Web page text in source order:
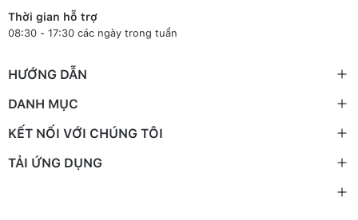
Thời gian hỗ trợ
08:30 - 17:30 các ngày trong tuần
HƯỚNG DẪN
DANH MỤC
KẾT NỐI VỚI CHÚNG TÔI
TẢI ỨNG DỤNG